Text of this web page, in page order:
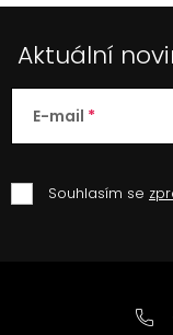
Aktuální
E-mail
Souhlasím se